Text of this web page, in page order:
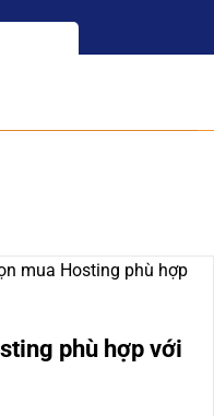
mua Hosting phù hợp
phù hợp với